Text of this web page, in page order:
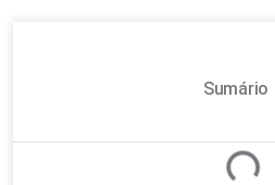
Sumário